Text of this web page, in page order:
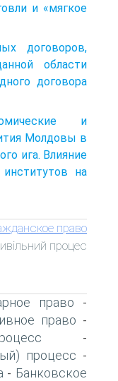
и «мягкое
договоров,
области
договора
и
Молдовы в
ига. Влияние
на
право
процес
право -
право -
-
процесс -
- Банковское